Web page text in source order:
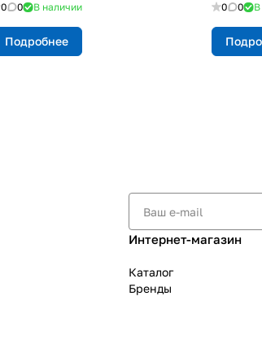
0 0 В наличии
Подробнее
0 0
Интернет-магазин
Каталог
Бренды